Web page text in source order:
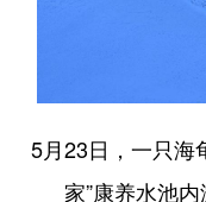
5月23日，一只海
家”康养水池